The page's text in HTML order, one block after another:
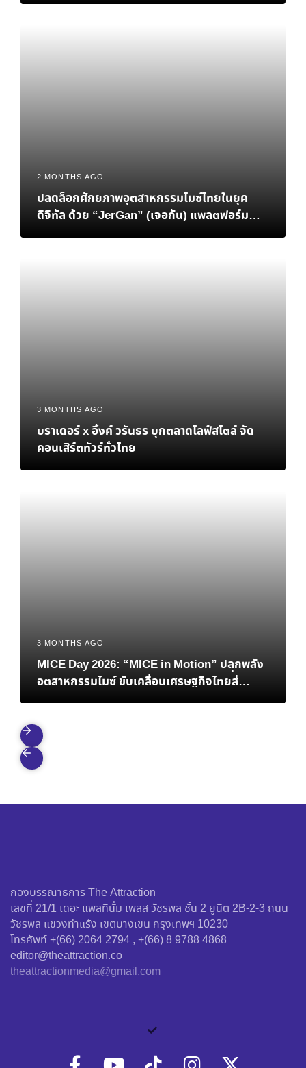
2 MONTHS AGO
ปลดล็อกศักยภาพอุตสาหกรรมไมซ์ไทยในยุค
ดิจิทัล ด้วย “JerGan” (เจอกัน) แพลตฟอร์ม
3 MONTHS AGO
บราเดอร์ x อิ้งค์ วรันธร บุกตลาดไลฟ์สไตล์ จัด
คอนเสิร์ตทัวร์ทั่วไทย
3 MONTHS AGO
MICE Day 2026: “MICE in Motion” ปลุกพลัง
อุตสาหกรรมไมซ์ ขับเคลื่อนเศรษฐกิจไทยสู่
อนาคตที่ยั่งยืน
กองบรรณาธิการ The Attraction
เลขที่ 21/1 เดอะ แพลทินั่ม เพลส วัชรพล ชั้น 2 ยูนิต 2B-2-3 ถนน
วัชรพล แขวงท่าแร้ง เขตบางเขน กรุงเทพฯ 10230
โทรศัพท์ +(66) 2064 2794 , +(66) 8 9788 4868
editor@theattraction.co
theattractionmedia@gmail.com